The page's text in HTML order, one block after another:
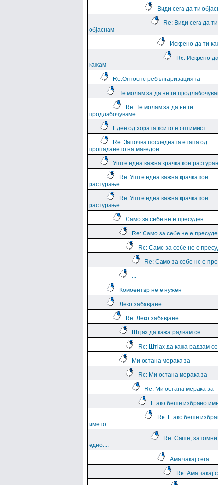
Види сега да ти
Re: Види сега да ти
објаснам
Искрено да ти
Re: Искрено
кажам
Re:Относно ребългаризацията
Те молам за да не ги
Re: Те молам за да не ги
продлабочуваме
Еден од хората които е оптимист
Re: Започва последната етапа од
пропадането на македон
Уште една важна крачка кон
Re: Уште една важна крачка кон
растурање
Re: Уште една важна крачка кон
растурање
Само за себе не е пресуден
Re: Само за себе не е
Re: Само за себе не е
Re: Само за себе не е
...
Комоентар не е нужен
Леко забавјане
Re: Леко забавјане
Штјах да кажа радвам се
Re: Штјах да кажа радвам се
Ми остана мерака за
Re: Ми остана мерака за
Re: Ми остана мерака за
Е ако беше избрано
Re: Е ако беше
името
Re: Саше, запомни
едно....
Ама чакај сега
Re: Ама чакај